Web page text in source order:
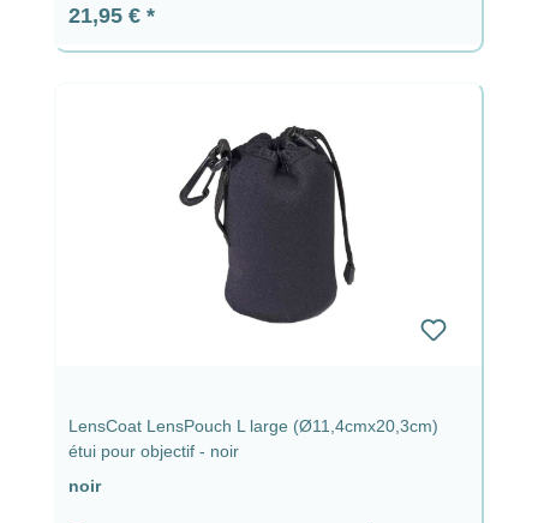
Prix régulier :
21,95 €
LensCoat LensPouch L large (Ø11,4cmx20,3cm)
étui pour objectif - noir
noir